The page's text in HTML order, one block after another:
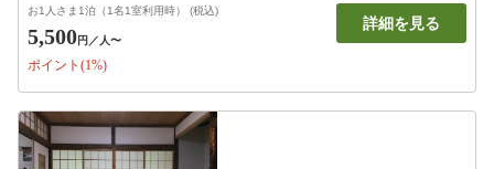
お1人さま1泊（1名1室利用時） (税込)
5,500円 ／人〜
ポイント(1%)
詳細を見る